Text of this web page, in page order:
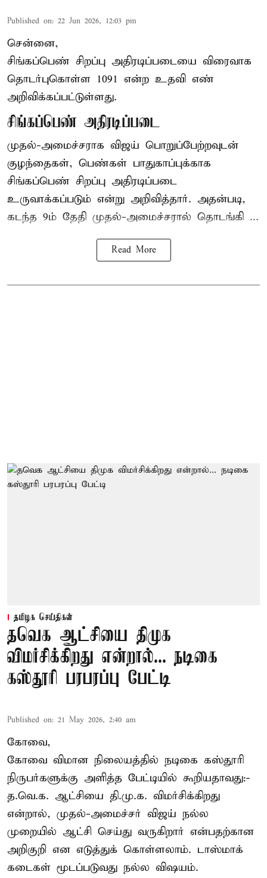
Published on: 22 Jun 2026, 12:03 pm
சென்னை,
சிங்கப்பெண் சிறப்பு அதிரடிப்படையை விரைவாக
தொடர்புகொள்ள 1091 என்ற உதவி எண்
அறிவிக்கப்பட்டுள்ளது.
சிங்கப்பெண் அதிரடிப்படை
முதல்-அமைச்சராக விஜய் பொறுப்பேற்றவுடன்
குழந்தைகள், பெண்கள் பாதுகாப்புக்காக
சிங்கப்பெண் சிறப்பு அதிரடிப்படை
உருவாக்கப்படும் என்று அறிவித்தார். அதன்படி,
கடந்த 9ம் தேதி முதல்-அமைச்சரால் தொடங்கி ...
Read More
தமிழக செய்திகள்
தவெக ஆட்சியை திமுக
விமர்சிக்கிறது என்றால்... நடிகை
கஸ்தூரி பரபரப்பு பேட்டி
Published on: 21 May 2026, 2:40 am
கோவை,
கோவை விமான நிலையத்தில் நடிகை கஸ்தூரி
நிருபர்களுக்கு அளித்த பேட்டியில் கூறியதாவது:-
த.வெ.க. ஆட்சியை தி.மு.க. விமர்சிக்கிறது
என்றால், முதல்-அமைச்சர் விஜய் நல்ல
முறையில் ஆட்சி செய்து வருகிறார் என்பதற்கான
அறிகுறி என எடுத்துக் கொள்ளலாம். டாஸ்மாக்
கடைகள் மூடப்படுவது நல்ல விஷயம்.